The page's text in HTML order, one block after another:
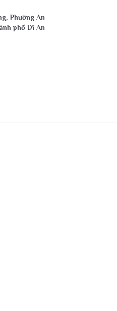
Phường An
phố Dĩ An